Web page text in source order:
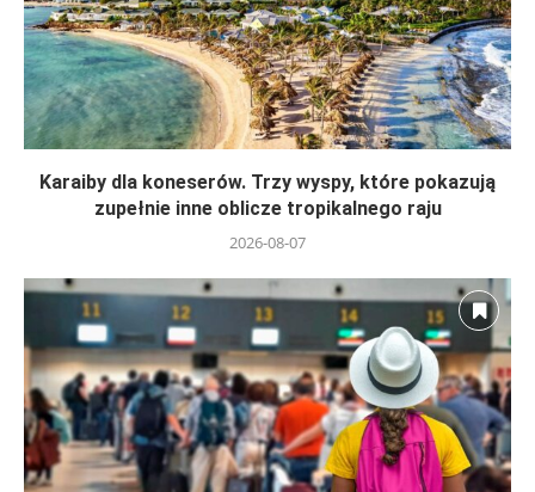
Karaiby dla koneserów. Trzy wyspy, które pokazują
zupełnie inne oblicze tropikalnego raju
2026-08-07